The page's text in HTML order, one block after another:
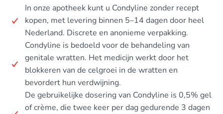
In onze apotheek kunt u Condyline zonder recept
kopen, met levering binnen 5–14 dagen door heel
Nederland. Discrete en anonieme verpakking.
Condyline is bedoeld voor de behandeling van
genitale wratten. Het medicijn werkt door het
blokkeren van de celgroei in de wratten en
bevordert hun verdwijning.
De gebruikelijke dosering van Condyline is 0,5% gel
of crème, die twee keer per dag gedurende 3 dagen